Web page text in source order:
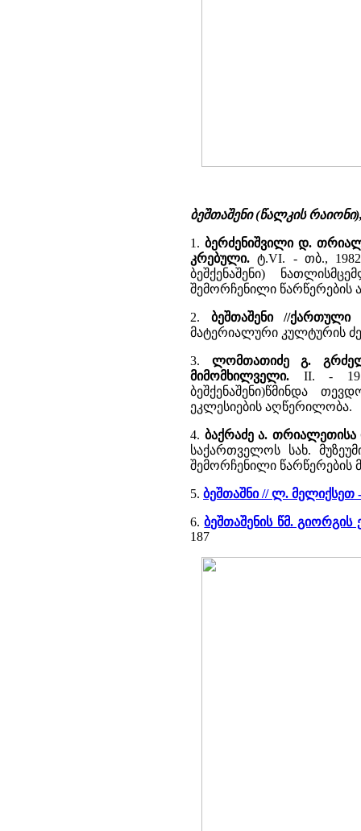
ბეშთაშენი (წალკის
1. ბერძენიშვილი დ.
კრებული. ტ.VI. - თბ.,
ბეშქენაშენი)
შემორჩენილი
2. ბეშთაშენი //ქართული
მატერიალური კულტურის
3. ლომთათიძე გ.
მიმომხილველი. II. -
ბეშქენაშენი)წმინდა
ეკლესიების აღწერილობა.
4. ბაქრაძე ა.
საქართველოს სახ.
შემორჩენილი წარწერების
5. ბეშთაშნი // ლ.
6.ბეშთაშენის წმ.
187